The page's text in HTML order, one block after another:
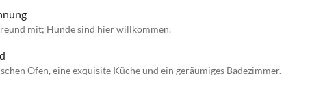
mit; Hunde sind hier willkommen.
Ofen, eine exquisite Küche und ein geräumiges Badezimmer.